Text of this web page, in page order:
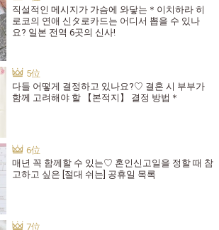
직설적인 메시지가 가슴에 와닿는＊이치하라 히
로코의 연애 신タ로카드는 어디서 뽑을 수 있나
요? 일본 전역 6곳의 신사!
다들 어떻게 결정하고 있나요?♡ 결혼 시 부부가
함께 고려해야 할 【본적지】 결정 방법＊
매년 꼭 함께할 수 있는♡ 혼인신고일을 정할 때 참
고하고 싶은 [절대 쉬는] 공휴일 목록